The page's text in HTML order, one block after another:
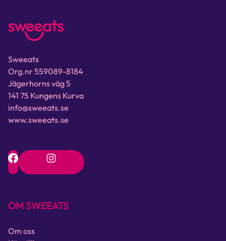
Sweeats
Org.nr 559089-8184
Jägerhorns väg 5
141 75 Kungens Kurva
info@sweeats.se
www.sweeats.se
OM SWEEATS
Om oss